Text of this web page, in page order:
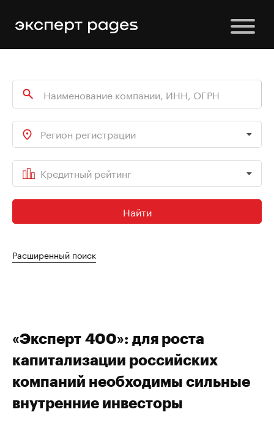
Регион регистрации
Кредитный рейтинг
Найти
Расширенный поиск
«Эксперт 400»: для роста
капитализации российских
компаний необходимы сильные
внутренние инвесторы